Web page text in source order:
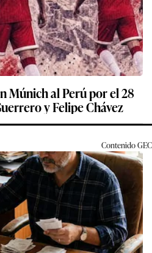
Múnich al Perú por el 28
y Felipe Chávez
ContenidoGEC